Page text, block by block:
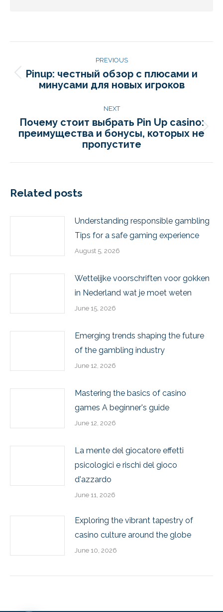
PREVIOUS
Pinup: честный обзор с плюсами и
минусами для новых игроков
NEXT
Почему стоит выбрать Pin Up casino:
преимущества и бонусы, которых не
пропустите
Related posts
Understanding responsible gambling
Tips for a safe gaming experience
August 5, 2026
Wettelijke voorschriften voor gokken
in Nederland wat je moet weten
June 15, 2026
Emerging trends shaping the future
of the gambling industry
June 12, 2026
Mastering the basics of casino
games A beginner's guide
June 12, 2026
La mente del giocatore effetti
psicologici e rischi del gioco
d'azzardo
June 11, 2026
Exploring the vibrant tapestry of
casino culture around the globe
June 10, 2026